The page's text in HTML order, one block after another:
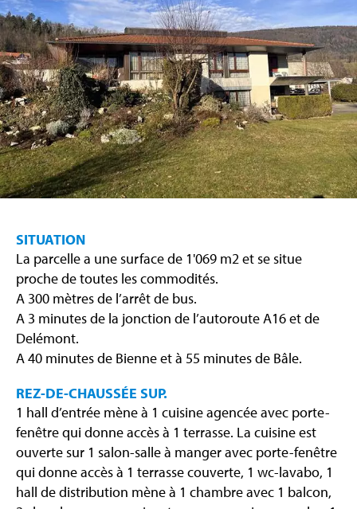
SITUATION
La parcelle a une surface de 1'069 m2 et se situe
proche de toutes les commodités.
A 300 mètres de l’arrêt de bus.
A 3 minutes de la jonction de l’autoroute A16 et de
Delémont.
A 40 minutes de Bienne et à 55 minutes de Bâle.
REZ-DE-CHAUSSÉE SUP.
1 hall d’entrée mène à 1 cuisine agencée avec porte-
fenêtre qui donne accès à 1 terrasse. La cuisine est
ouverte sur 1 salon-salle à manger avec porte-fenêtre
qui donne accès à 1 terrasse couverte, 1 wc-lavabo, 1
hall de distribution mène à 1 chambre avec 1 balcon,